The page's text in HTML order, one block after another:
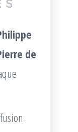
de